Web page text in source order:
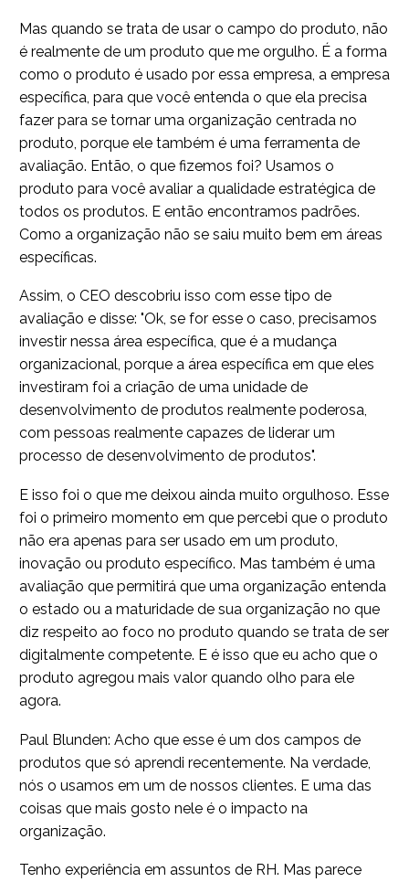
Mas quando se trata de usar o campo do produto, não
é realmente de um produto que me orgulho. É a forma
como o produto é usado por essa empresa, a empresa
específica, para que você entenda o que ela precisa
fazer para se tornar uma organização centrada no
produto, porque ele também é uma ferramenta de
avaliação. Então, o que fizemos foi? Usamos o
produto para você avaliar a qualidade estratégica de
todos os produtos. E então encontramos padrões.
Como a organização não se saiu muito bem em áreas
específicas.
Assim, o CEO descobriu isso com esse tipo de
avaliação e disse: "Ok, se for esse o caso, precisamos
investir nessa área específica, que é a mudança
organizacional, porque a área específica em que eles
investiram foi a criação de uma unidade de
desenvolvimento de produtos realmente poderosa,
com pessoas realmente capazes de liderar um
processo de desenvolvimento de produtos".
E isso foi o que me deixou ainda muito orgulhoso. Esse
foi o primeiro momento em que percebi que o produto
não era apenas para ser usado em um produto,
inovação ou produto específico. Mas também é uma
avaliação que permitirá que uma organização entenda
o estado ou a maturidade de sua organização no que
diz respeito ao foco no produto quando se trata de ser
digitalmente competente. E é isso que eu acho que o
produto agregou mais valor quando olho para ele
agora.
Paul Blunden: Acho que esse é um dos campos de
produtos que só aprendi recentemente. Na verdade,
nós o usamos em um de nossos clientes. E uma das
coisas que mais gosto nele é o impacto na
organização.
Tenho experiência em assuntos de RH. Mas parece